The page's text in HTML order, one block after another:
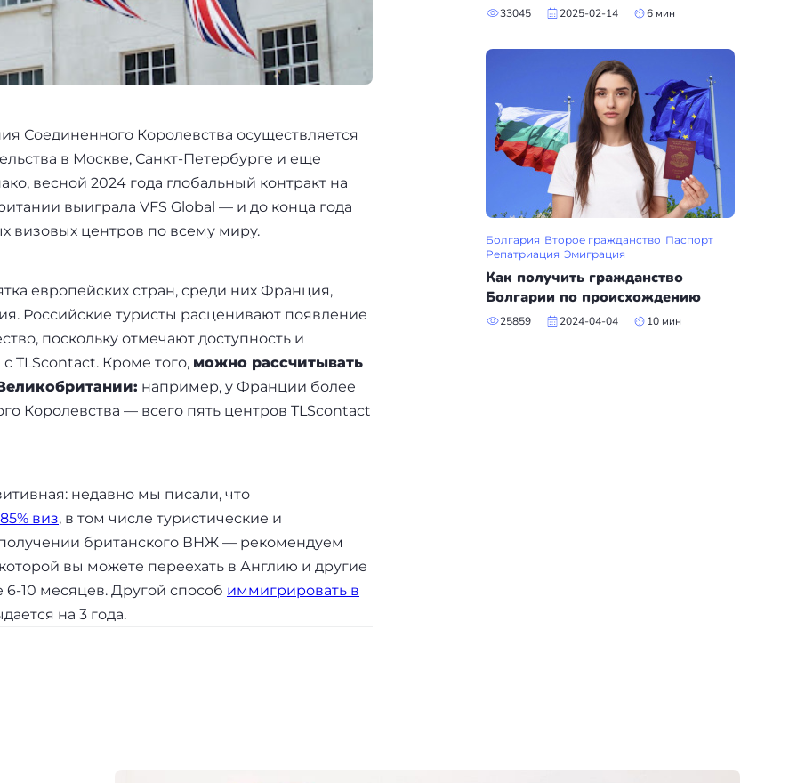
Соединенного Королевства осуществляется
в Москве, Санкт-Петербурге и еще
весной 2024 года глобальный контракт на
выиграла VFS Global — и до конца года
визовых центров по всему миру.
европейских стран, среди них Франция,
Российские туристы расценивают появление
поскольку отмечают доступность и
TLScontact. Кроме того, можно рассчитывать
например, у Франции более
Королевства — всего пять центров TLScontact
недавно мы писали, что
виз, в том числе туристические и
британского ВНЖ — рекомендуем
вы можете переехать в Англию и другие
10 месяцев. Другой способ иммигрировать в
на 3 года.
33045 2025-02-14 6 мин
Болгария Второе гражданство Паспорт
Репатриация Эмиграция
Как получить гражданство
Болгарии по происхождению
25859 2024-04-04 10 мин